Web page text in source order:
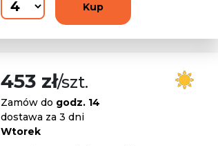
Kup
453 zł/szt.
Zamów do godz. 14
dostawa za 3 dni
Wtorek